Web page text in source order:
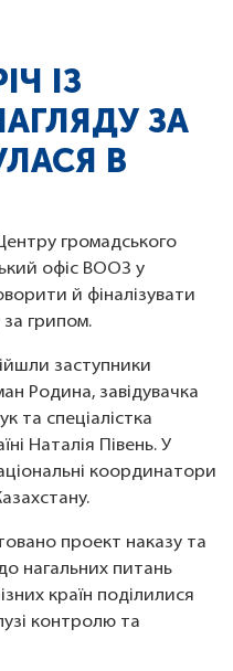
ІЗ
ЗА
В
громадського
офіс ВООЗ у
й фіналізувати
за грипом.
заступники
Родина, завідувачка
та спеціалістка
Наталія Півень. У
координатори
проект наказу та
нагальних питань
країн поділилися
контролю та